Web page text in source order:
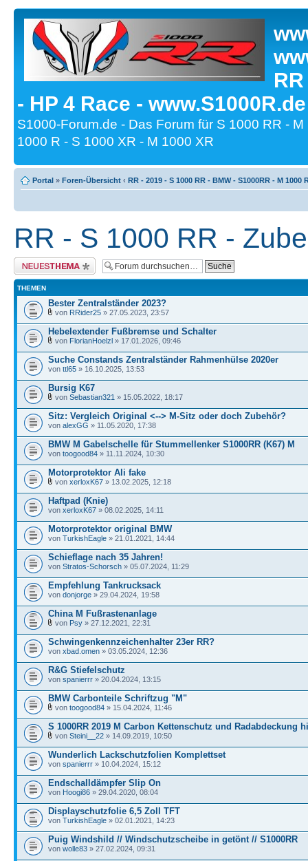
- HP 4 Race -
S1000-Forum.de - Das Forum für S 1000 RR -
1000 R - S 1000 XR - M 1000 XR
Portal » Foren-Übersicht ‹ RR - 2019 - S 1000 RR - BMW - S1000RR - M 1000
RR - S 1000 RR -
Neues Thema erstellen
THEMEN
Bester Zentralständer 2023?
von RRider25 » 27.05.2023, 23:57
Hebelextender Fußbremse und Schalter
von FlorianHoelzl » 17.01.2026, 09:46
Suche Constands Zentralständer Rahmenhülse 2020er
von ttl65 » 16.10.2025, 13:53
Bursig K67
von Sebastian321 » 15.05.2022, 18:17
Sitz: Vergleich Original <--> M-Sitz oder doch Zubehör?
von alexGG » 11.05.2020, 17:38
BMW M Gabelschelle für Stummellenker S1000RR (K67) M
von toogood84 » 11.11.2024, 10:30
Motorprotektor Ali fake
von xerloxK67 » 13.02.2025, 12:18
Haftpad (Knie)
von xerloxK67 » 08.02.2025, 14:11
Motorprotektor original BMW
von TurkishEagle » 21.01.2021, 14:44
Schieflage nach 35 Jahren!
von Stratos-Schorsch » 05.07.2024, 11:29
Empfehlung Tankrucksack
von donjorge » 29.04.2024, 19:58
China M Fußrastenanlage
von Psy » 27.12.2021, 22:31
Schwingenkennzeichenhalter 23er RR?
von xbad.omen » 03.05.2024, 12:36
R&G Stiefelschutz
von spanierrr » 20.04.2024, 13:15
BMW Carbonteile Schriftzug "M"
von toogood84 » 15.04.2024, 11:46
S 1000RR 2019 M Carbon Kettenschutz und Radabdeckung
von Steini__22 » 14.09.2019, 10:50
Wunderlich Lackschutzfolien Komplettset
von spanierrr » 10.04.2024, 15:12
Endschalldämpfer Slip On
von Hoogi86 » 29.04.2020, 08:04
Displayschutzfolie 6,5 Zoll TFT
von TurkishEagle » 02.01.2021, 14:23
Puig Windshild // Windschutzscheibe in getönt // S1000RR
von wolle83 » 27.02.2024, 09:31